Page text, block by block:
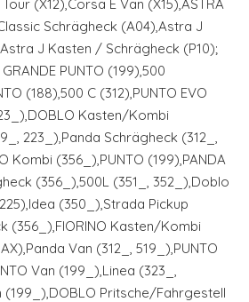
(X12),Corsa E Van (X15),ASTRA
Schrägheck (A04),Astra J
J Kasten / Schrägheck (P10);
PUNTO (199),500
(188),500 C (312),PUNTO EVO
Kasten/Kombi
223_),Panda Schrägheck (312_,
Kombi (356_),PUNTO (199),PANDA
(356_),500L (351_, 352_),Doblo
(350_),Strada Pickup
(356_),FIORINO Kasten/Kombi
Van (312_, 519_),PUNTO
Van (199_),Linea (323_,
(199_),DOBLO Pritsche/Fahrgestell